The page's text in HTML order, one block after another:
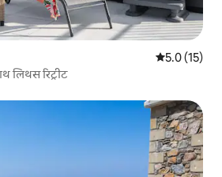
औसत रेटिंग 5
5.0 (15)
लिथस रिट्रीट